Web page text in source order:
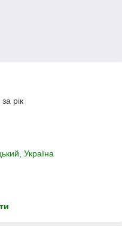
рік
Україна